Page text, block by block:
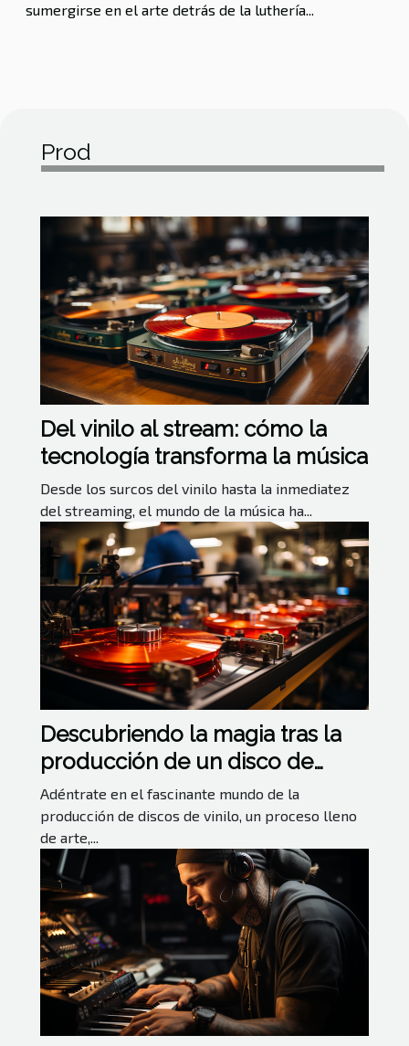
sumergirse en el arte detrás de la luthería...
Prod
Del vinilo al stream: cómo la
tecnología transforma la música
Desde los surcos del vinilo hasta la inmediatez
del streaming, el mundo de la música ha...
Descubriendo la magia tras la
producción de un disco de
vinilo
Adéntrate en el fascinante mundo de la
producción de discos de vinilo, un proceso lleno
de arte,...